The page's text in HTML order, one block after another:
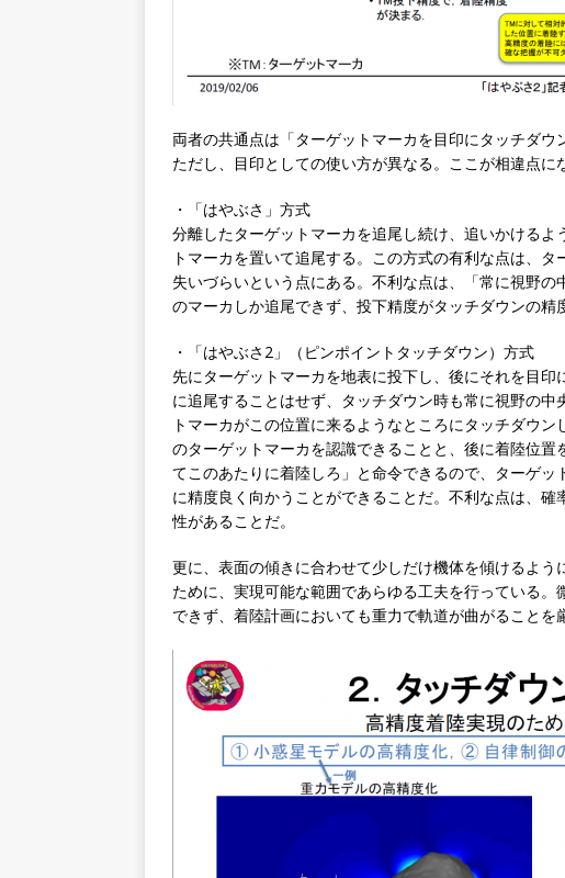
両者の共通点は「ターゲットマーカを目印にタッチダウ
ただし、目印としての使い方が異なる。ここが相違点に
・「はやぶさ」方式
分離したターゲットマーカを追尾し続け、追いかける
トマーカを置いて追尾する。この方式の有利な点は、
失いづらいという点にある。不利な点は、「常に視野
のマーカしか追尾できず、投下精度がタッチダウンの精
・「はやぶさ2」（ピンポイントタッチダウン）方式
先にターゲットマーカを地表に投下し、後にそれを目
に追尾することはせず、タッチダウン時も常に視野の
トマーカがこの位置に来るようなところにタッチダウ
のターゲットマーカを認識できることと、後に着陸位
てこのあたりに着陸しろ」と命令できるので、ターゲ
に精度良く向かうことができることだ。不利な点は、
性があることだ。
更に、表面の傾きに合わせて少しだけ機体を傾けるよ
ために、実現可能な範囲であらゆる工夫を行っている
できず、着陸計画においても重力で軌道が曲がることを